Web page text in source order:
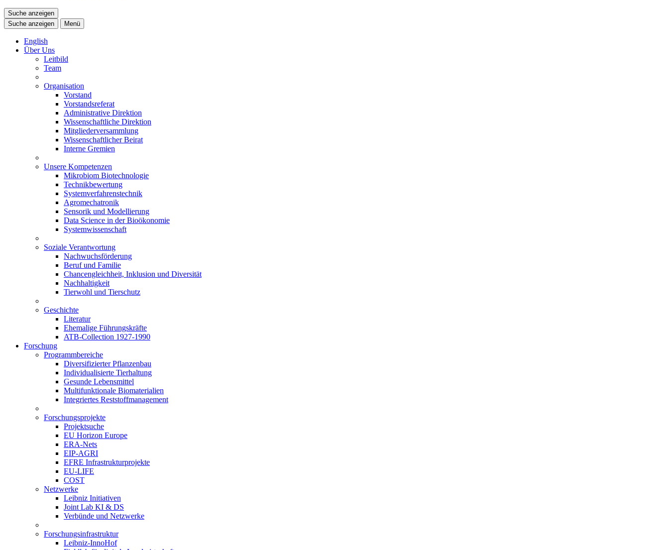
Suche anzeigen
Suche anzeigen
Menü
English
Über Uns
Leitbild
Team
Organisation
Vorstand
Vorstandsreferat
Administrative Direktion
Wissenschaftliche Direktion
Mitgliederversammlung
Wissenschaftlicher Beirat
Interne Gremien
Unsere Kompetenzen
Mikrobiom Biotechnologie
Technikbewertung
Systemverfahrenstechnik
Agromechatronik
Sensorik und Modellierung
Data Science in der Bioökonomie
Systemwissenschaft
Soziale Verantwortung
Nachwuchsförderung
Beruf und Familie
Chancengleichheit, Inklusion und Diversität
Nachhaltigkeit
Tierwohl und Tierschutz
Geschichte
Literatur
Ehemalige Führungskräfte
ATB-Collection 1927-1990
Forschung
Programmbereiche
Diversifizierter Pflanzenbau
Individualisierte Tierhaltung
Gesunde Lebensmittel
Multifunktionale Biomaterialien
Integriertes Reststoffmanagement
Forschungsprojekte
Projektsuche
EU Horizon Europe
ERA-Nets
EIP-AGRI
EFRE Infrastrukturprojekte
EU-LIFE
COST
Netzwerke
Leibniz Initiativen
Joint Lab KI & DS
Verbünde und Netzwerke
Forschungsinfrastruktur
Leibniz-InnoHof